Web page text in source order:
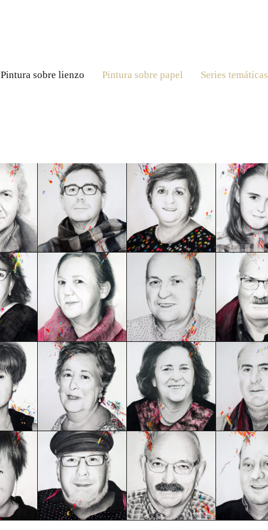
Pintura sobre lienzo Pintura sobre papel Series temáticas